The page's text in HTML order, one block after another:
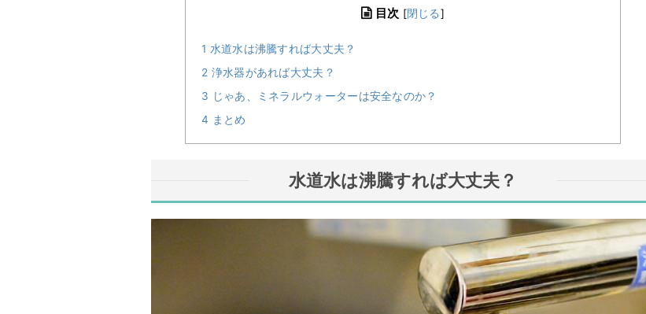
目次 [閉じる]
1 水道水は沸騰すれば大丈夫？
2 浄水器があれば大丈夫？
3 じゃあ、ミネラルウォーターは安全なのか？
4 まとめ
水道水は沸騰すれば大丈夫？